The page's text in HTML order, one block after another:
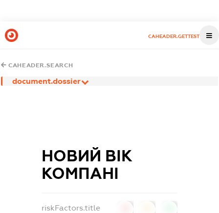
CAHEADER.GETTEST
CAHEADER.SEARCH
document.dossier
НОВИЙ ВІК
КОМПАНІ
riskFactors.title